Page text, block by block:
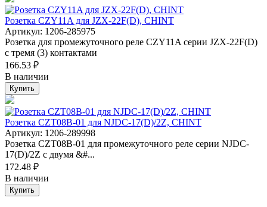
Розетка CZY11A для JZX-22F(D), CHINT
Артикул: 1206-285975
Розетка для промежуточного реле CZY11A серии JZX-22F(D)
с тремя (3) контактами
166.53 ₽
В наличии
Купить
Розетка CZT08B-01 для NJDC-17(D)/2Z, CHINT
Артикул: 1206-289998
Розетка CZT08B-01 для промежуточного реле серии NJDC-
17(D)/2Z с двумя &#...
172.48 ₽
В наличии
Купить